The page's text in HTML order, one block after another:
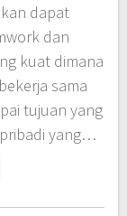
dapat
dan
kuat dimana
sama
tujuan yang
yang…